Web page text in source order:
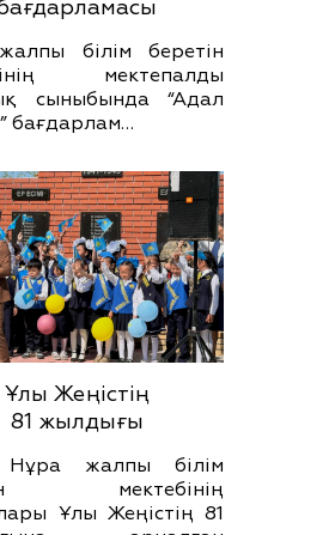
білім беретін
мектепалды
сыныбында “Адал
бағдарлам…
Ұлы Жеңістің
81 жылдығы
Нұра жалпы білім
мектебінің
Ұлы Жеңістің 81